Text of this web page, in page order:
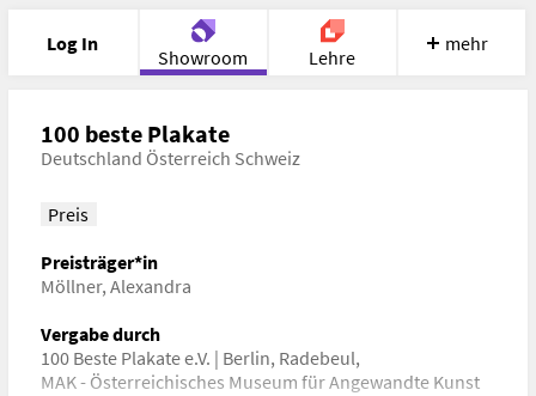
Log In
Showroom Lehre
Portfolio Image
mehr
100 beste Plakate
Deutschland Österreich Schweiz
Preis
Preisträger*in
Möllner, Alexandra
Vergabe durch
100 Beste Plakate e.V. | Berlin, Radebeul,
MAK - Österreichisches Museum für Angewandte Kunst